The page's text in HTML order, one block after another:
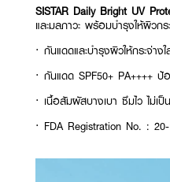
SISTAR Daily Bright UV
และมลภาวะ พร้อมบำรุงให้ผิวก
· กันแดดและบำรุงผิวให้กระจ่าง
· กันแดด SPF50+ PA++++
· เนื้อสัมผัสบางเบา ซึมไว ไม่เป็
· FDA Registration No. :